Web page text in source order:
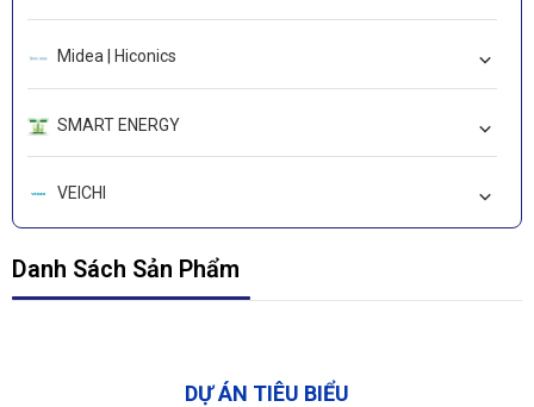
Midea | Hiconics
SMART ENERGY
VEICHI
LEADSHINE
Danh Sách Sản Phẩm
DỰ ÁN TIÊU BIỂU